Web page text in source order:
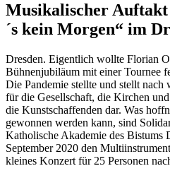
Musikalischer Auftakt
´s kein Morgen“ im
Dresden. Eigentlich wollte Florian
Bühnenjubiläum mit einer Tournee
Die Pandemie stellte und stellt
für die Gesellschaft, die Kirchen
die Kunstschaffenden dar. Was
gewonnen werden kann, sind
Katholische Akademie des Bistums
September 2020 den
kleines Konzert für 25 Personen